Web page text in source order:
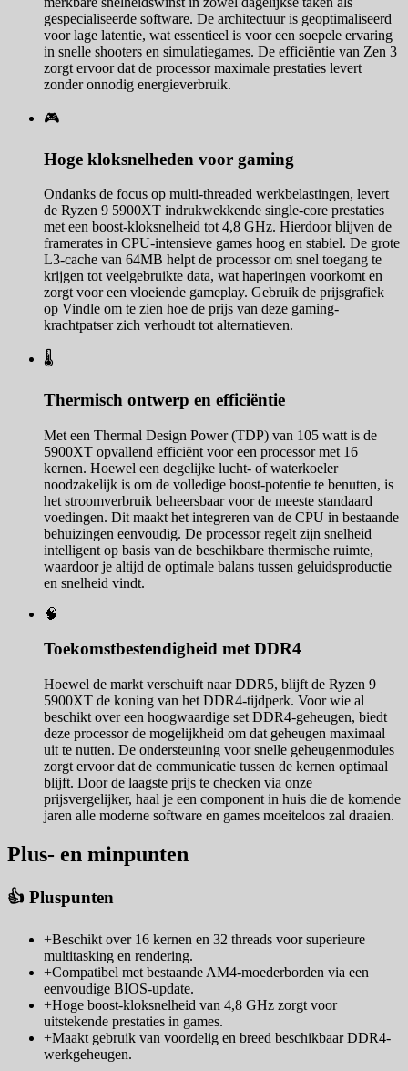
gespecialiseerde software. De architectuur is geoptimaliseerd
voor lage latentie, wat essentieel is voor een soepele ervaring
in snelle shooters en simulatiegames. De efficiëntie van Zen 3
zorgt ervoor dat de processor maximale prestaties levert
zonder onnodig energieverbruik.
🎮
Hoge kloksnelheden voor gaming
Ondanks de focus op multi-threaded werkbelastingen, levert
de Ryzen 9 5900XT indrukwekkende single-core prestaties
met een boost-kloksnelheid tot 4,8 GHz. Hierdoor blijven de
framerates in CPU-intensieve games hoog en stabiel. De grote
L3-cache van 64MB helpt de processor om snel toegang te
krijgen tot veelgebruikte data, wat haperingen voorkomt en
zorgt voor een vloeiende gameplay. Gebruik de prijsgrafiek
op Vindle om te zien hoe de prijs van deze gaming-
krachtpatser zich verhoudt tot alternatieven.
🌡️
Thermisch ontwerp en efficiëntie
Met een Thermal Design Power (TDP) van 105 watt is de
5900XT opvallend efficiënt voor een processor met 16
kernen. Hoewel een degelijke lucht- of waterkoeler
noodzakelijk is om de volledige boost-potentie te benutten, is
het stroomverbruik beheersbaar voor de meeste standaard
voedingen. Dit maakt het integreren van de CPU in bestaande
behuizingen eenvoudig. De processor regelt zijn snelheid
intelligent op basis van de beschikbare thermische ruimte,
waardoor je altijd de optimale balans tussen geluidsproductie
en snelheid vindt.
🧠
Toekomstbestendigheid met DDR4
Hoewel de markt verschuift naar DDR5, blijft de Ryzen 9
5900XT de koning van het DDR4-tijdperk. Voor wie al
beschikt over een hoogwaardige set DDR4-geheugen, biedt
deze processor de mogelijkheid om dat geheugen maximaal
uit te nutten. De ondersteuning voor snelle geheugenmodules
zorgt ervoor dat de communicatie tussen de kernen optimaal
blijft. Door de laagste prijs te checken via onze
prijsvergelijker, haal je een component in huis die de komende
jaren alle moderne software en games moeiteloos zal draaien.
Plus- en minpunten
👍 Pluspunten
+Beschikt over 16 kernen en 32 threads voor superieure
multitasking en rendering.
+Compatibel met bestaande AM4-moederborden via een
eenvoudige BIOS-update.
+Hoge boost-kloksnelheid van 4,8 GHz zorgt voor
uitstekende prestaties in games.
+Maakt gebruik van voordelig en breed beschikbaar DDR4-
werkgeheugen.